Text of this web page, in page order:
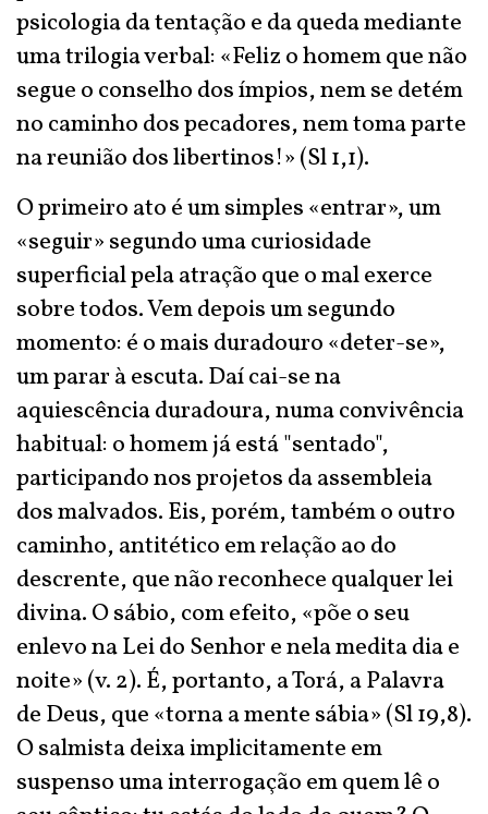
psicologia da tentação e da queda mediante
uma trilogia verbal: «Feliz o homem que não
segue o conselho dos ímpios, nem se detém
no caminho dos pecadores, nem toma parte
na reunião dos libertinos!» (Sl 1,1).
O primeiro ato é um simples «entrar», um
«seguir» segundo uma curiosidade
superficial pela atração que o mal exerce
sobre todos. Vem depois um segundo
momento: é o mais duradouro «deter-se»,
um parar à escuta. Daí cai-se na
aquiescência duradoura, numa convivência
habitual: o homem já está "sentado",
participando nos projetos da assembleia
dos malvados. Eis, porém, também o outro
caminho, antitético em relação ao do
descrente, que não reconhece qualquer lei
divina. O sábio, com efeito, «põe o seu
enlevo na Lei do Senhor e nela medita dia e
noite» (v. 2). É, portanto, a Torá, a Palavra
de Deus, que «torna a mente sábia» (Sl 19,8).
O salmista deixa implicitamente em
suspenso uma interrogação em quem lê o